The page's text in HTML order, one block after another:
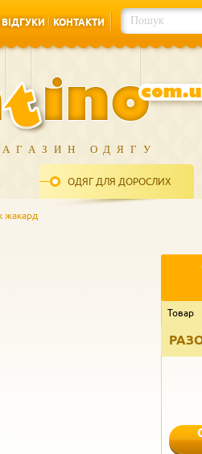
КОНТАКТИ
ОДЯГУ
ОДЯГ ДЛЯ ДОРОСЛИХ
жакард
Товар